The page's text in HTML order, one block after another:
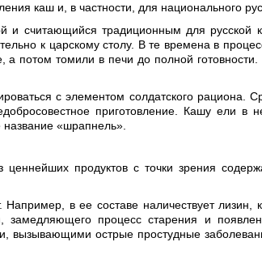
каш и, в частности, для национального
и считающийся традиционным для русской
к царскому столу. В те времена в
а потом томили в печи до полной
с элементом солдатского рациона.
приготовление. Кашу ели в
«шрапнель».
продуктов с точки зрения
в ее составе наличествует лизин,
замедляющего процесс старения и
вызывающими острые простудные